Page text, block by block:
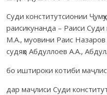
Суди конститутсионии
раисикунанда – Раиси
М.А., муовини Раис
судяҳо Абдуллоев А.А.,
бо иштироки котиби
дар маҷлиси Суди